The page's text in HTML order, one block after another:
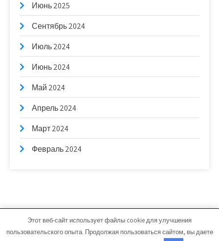
Июнь 2025
Сентябрь 2024
Июль 2024
Июнь 2024
Май 2024
Апрель 2024
Март 2024
Февраль 2024
bb-stroim.ru - Работает на WordPress
Тема от Grace Themes
Этот веб-сайт использует файлы cookie для улучшения
пользовательского опыта. Продолжая пользоваться сайтом, вы даете